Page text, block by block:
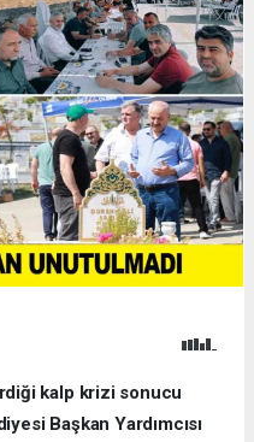
kalp krizi sonucu
Başkan Yardımcısı